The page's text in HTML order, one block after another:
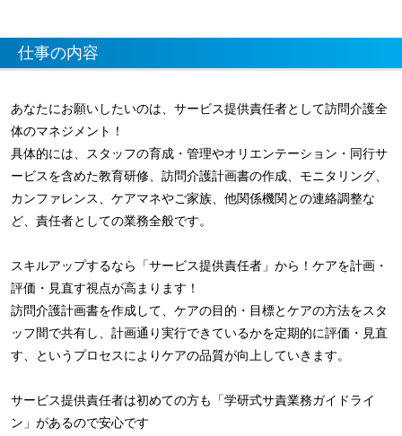
仕事の内容
あなたにお願いしたいのは、サービス提供責任者として訪問介護全
体のマネジメント！
具体的には、スタッフの育成・管理やオリエンテーション・同行サ
ービスを含めた教育研修、訪問介護計画書の作成、モニタリング、
カンファレンス、ケアマネやご家族、他関係機関との連絡調整な
ど、責任者としての業務全般です。
スキルアップするなら「サービス提供責任者」から！ケアを計画・
評価・見直す視点が高まります！
訪問介護計画書を作成して、ケアの目的・目標とケアの方法をスタ
ッフ間で共有し、計画通り実行できているかを定期的に評価・見直
す、というプロセスによりケアの品質が向上していきます。
サービス提供責任者は初めての方も「学研式サ責業務ガイドライ
ン」があるので安心です